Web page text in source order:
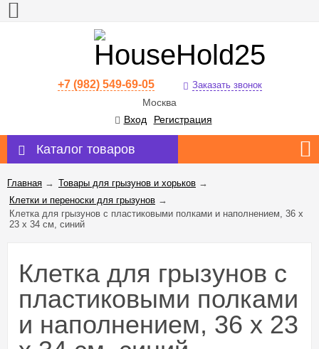
+7 (982) 549-69-05 Заказать звонок
Москва
Вход
Регистрация
Каталог товаров
Главная → Товары для грызунов и хорьков →
Клетки и переноски для грызунов →
Клетка для грызунов с пластиковыми полками и наполнением, 36 х
23 х 34 см, синий
Клетка для грызунов с
пластиковыми полками
и наполнением, 36 х 23